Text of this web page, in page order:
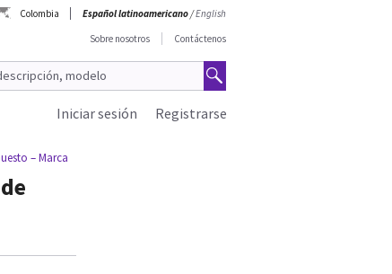
Colombia Español latinoamericano/English
Sobre nosotros
Contáctenos
Registrarse
Iniciar sesión
– Marca